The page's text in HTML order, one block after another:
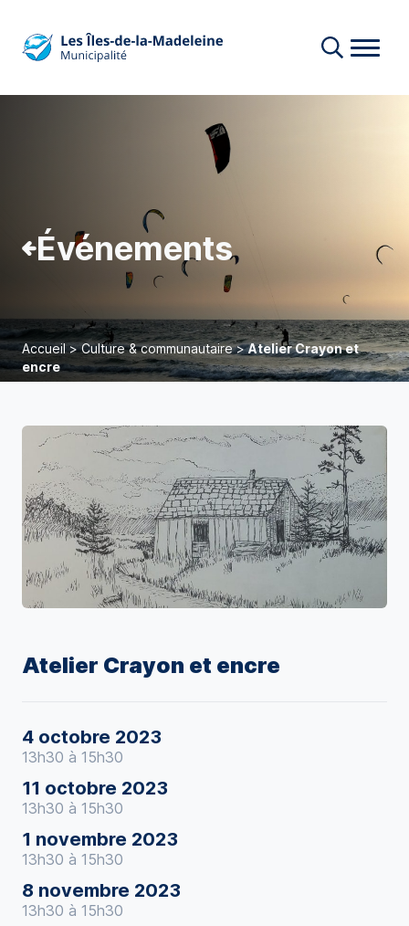
Événements
Accueil>Culture & communautaire>Atelier Crayon et
encre
Atelier Crayon et encre
4 octobre 2023
13h30 à 15h30
11 octobre 2023
13h30 à 15h30
1 novembre 2023
13h30 à 15h30
8 novembre 2023
13h30 à 15h30